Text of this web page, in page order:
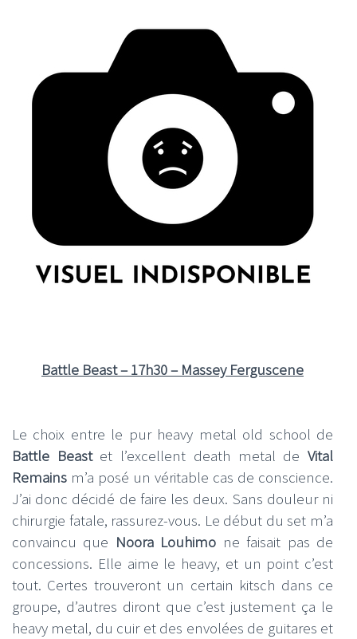
Battle Beast – 17h30 – Massey Ferguscene
Le choix entre le pur heavy metal old school de
Battle Beastet l’excellent death metal deVital
Remains m’a posé un véritable cas de conscience.
J’ai donc décidé de faire les deux. Sans douleur ni
chirurgie fatale, rassurez-vous. Le début du set m’a
convaincu que Noora Louhimo ne faisait pas de
concessions. Elle aime le heavy, et un point c’est
tout. Certes trouveront un certain kitsch dans ce
groupe, d’autres diront que c’est justement ça le
heavy metal, du cuir et des envolées de guitares et